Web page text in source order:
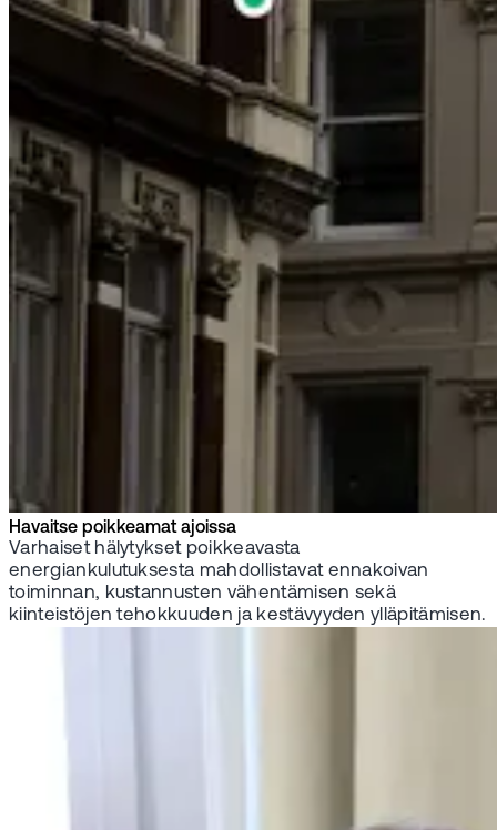
Havaitse poikkeamat ajoissa
Varhaiset hälytykset poikkeavasta
energiankulutuksesta mahdollistavat ennakoivan
toiminnan, kustannusten vähentämisen sekä
kiinteistöjen tehokkuuden ja kestävyyden ylläpitämisen.